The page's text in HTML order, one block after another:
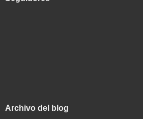
Archivo del blog